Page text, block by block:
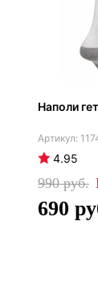
Наполи
4.95
990
690